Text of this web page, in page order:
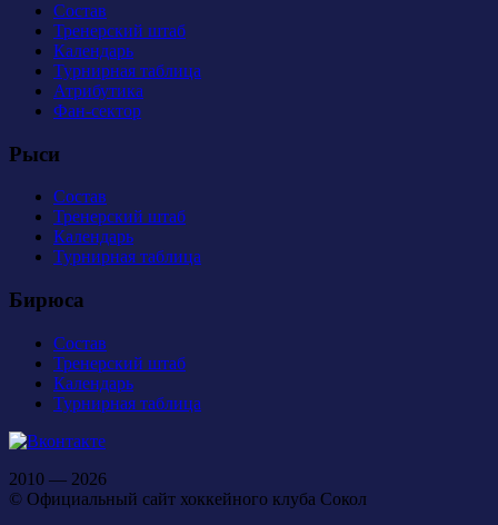
Состав
Тренерский штаб
Календарь
Турнирная таблица
Атрибутика
Фан-сектор
Рыси
Состав
Тренерский штаб
Календарь
Турнирная таблица
Бирюса
Состав
Тренерский штаб
Календарь
Турнирная таблица
2010 — 2026
© Официальный сайт хоккейного клуба Сокол